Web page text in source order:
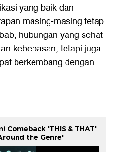
yang baik dan
masing-masing tetap
hubungan yang sehat
kebebasan, tetapi juga
berkembang dengan
Comeback 'THIS & THAT'
the Genre'